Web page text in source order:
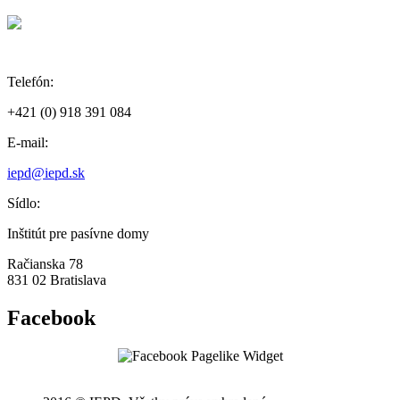
Telefón:
+421 (0) 918 391 084
E-mail:
iepd@iepd.sk
Sídlo:
Inštitút pre pasívne domy
Račianska 78
831 02 Bratislava
Facebook